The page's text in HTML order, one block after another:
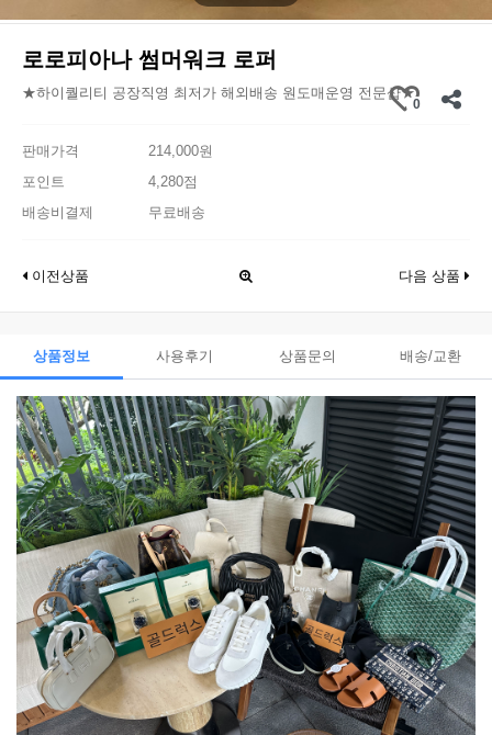
로로피아나 썸머워크 로퍼
★하이퀄리티 공장직영 최저가 해외배송 원도매운영 전문샵★
0
판매가격
214,000원
포인트
4,280점
배송비결제
무료배송
이전상품 다음 상품
상품정보 사용후기 상품문의 배송/교환